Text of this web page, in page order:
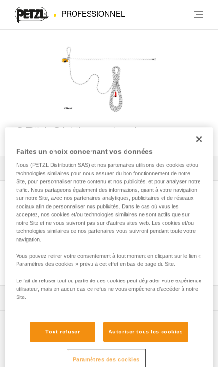
PROFESSIONNEL
Tous les conseils techniques 1 Filtrer
plus d’une personne
Technical Notice
Technical Notice
App pour contrôler et suivre vos EPI
Procédure de vérification EPI
Faites un choix concernant vos données
Nous (PETZL Distribution SAS) et nos partenaires utilisons des cookies et/ou
technologies similaires pour nous assurer du bon fonctionnement de notre
Site, pour personnaliser notre contenu et nos publicités, et pour analyser notre
trafic. Nous partageons également des informations, quant à votre navigation
sur notre Site, avec nos partenaires analytiques, publicitaires et de réseaux
sociaux afin de personnaliser nos publicités. Dans le cas où vous les
acceptez, nos cookies et/ou technologies similaires ne sont actifs que sur
notre Site et ne vous suivront pas sur d’autres sites web. Les cookies et/ou
technologies similaires de nos partenaires vous suivront pendant toute votre
navigation.
Vous pouvez retirer votre consentement à tout moment en cliquant sur le lien «
Paramètres des cookies » prévu à cet effet en bas de page du Site.
Le fait de refuser tout ou partie de ces cookies peut dégrader votre expérience
utilisateur, mais en aucun cas ce refus ne vous empêchera d’accéder à notre
Site.
Tout refuser Autoriser tous les cookies
Paramètres des cookies